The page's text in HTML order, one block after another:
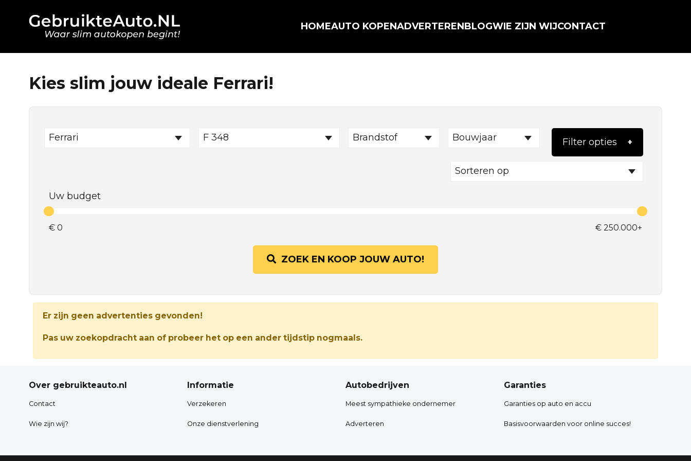
HOMEAUTO KOPENADVERTERENBLOGWIE ZIJN WIJCONTACT
Kies slim jouw ideale Ferrari!
Ferrari F 348 Brandstof Bouwjaar Filter opties
Sorteren op
Uw budget
€ 0 € 250.000+
ZOEK EN KOOP JOUW AUTO!
Er zijn geen advertenties gevonden!
Pas uw zoekopdracht aan of probeer het op een ander tijdstip nogmaals.
Over gebruikteauto.nl
Contact
Wie zijn wij?
Informatie
Verzekeren
Onze dienstverlening
Autobedrijven
Meest sympathieke ondernemer
Adverteren
Garanties
Garanties op auto en accu
Basisvoorwaarden voor online succes!